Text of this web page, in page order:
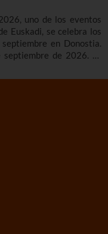
uno de los eventos
Euskadi, se celebra los
en Donostia.
de 2026. Te
las regatas, cuándo